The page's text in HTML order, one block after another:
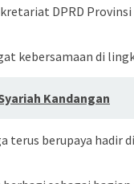
DPRD
kebersamaan di
Kandangan
berupaya hadir